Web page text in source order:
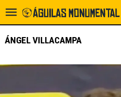
ÁNGEL VILLACAMPA